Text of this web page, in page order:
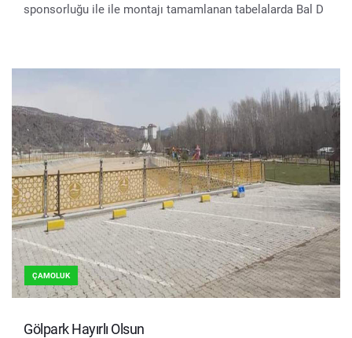
sponsorluğu ile ile montajı tamamlanan tabelalarda Bal D
ÇAMOLUK
Gölpark Hayırlı Olsun